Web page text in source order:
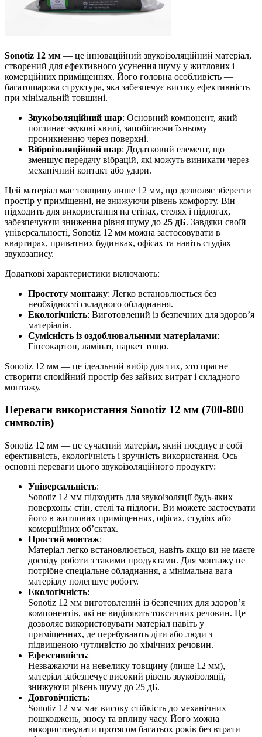
Sonotiz 12 мм — це інноваційний звукоізоляційний матеріал,
створений для ефективного усунення шуму у житлових і
комерційних приміщеннях. Його головна особливість —
багатошарова структура, яка забезпечує високу ефективність
при мінімальній товщині.
Звукоізоляційний шар: Основний компонент, який
поглинає звукові хвилі, запобігаючи їхньому
проникненню через поверхні.
Віброізоляційний шар: Додатковий елемент, що
зменшує передачу вібрацій, які можуть виникати через
механічний контакт або удари.
Цей матеріал має товщину лише 12 мм, що дозволяє зберегти
простір у приміщенні, не знижуючи рівень комфорту. Він
підходить для використання на стінах, стелях і підлогах,
забезпечуючи зниження рівня шуму до 25 дБ. Завдяки своїй
універсальності, Sonotiz 12 мм можна застосовувати в
квартирах, приватних будинках, офісах та навіть студіях
звукозапису.
Додаткові характеристики включають:
Простоту монтажу: Легко встановлюється без
необхідності складного обладнання.
Екологічність: Виготовлений із безпечних для здоров’я
матеріалів.
Сумісність із оздоблювальними матеріалами:
Гіпсокартон, ламінат, паркет тощо.
Sonotiz 12 мм — це ідеальний вибір для тих, хто прагне
створити спокійний простір без зайвих витрат і складного
монтажу.
Переваги використання Sonotiz 12 мм (700-800
символів)
Sonotiz 12 мм — це сучасний матеріал, який поєднує в собі
ефективність, екологічність і зручність використання. Ось
основні переваги цього звукоізоляційного продукту:
Універсальність:
Sonotiz 12 мм підходить для звукоізоляції будь-яких
поверхонь: стін, стелі та підлоги. Ви можете застосувати
його в житлових приміщеннях, офісах, студіях або
комерційних об’єктах.
Простий монтаж:
Матеріал легко встановлюється, навіть якщо ви не маєте
досвіду роботи з такими продуктами. Для монтажу не
потрібне спеціальне обладнання, а мінімальна вага
матеріалу полегшує роботу.
Екологічність:
Sonotiz 12 мм виготовлений із безпечних для здоров’я
компонентів, які не виділяють токсичних речовин. Це
дозволяє використовувати матеріал навіть у
приміщеннях, де перебувають діти або люди з
підвищеною чутливістю до хімічних речовин.
Ефективність:
Незважаючи на невелику товщину (лише 12 мм),
матеріал забезпечує високий рівень звукоізоляції,
знижуючи рівень шуму до 25 дБ.
Довговічність:
Sonotiz 12 мм має високу стійкість до механічних
пошкоджень, зносу та впливу часу. Його можна
використовувати протягом багатьох років без втрати